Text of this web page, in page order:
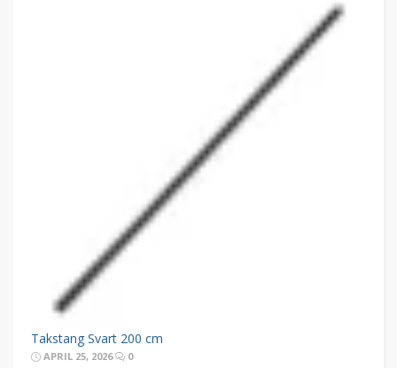
Takstang Svart 200 cm
APRIL 25, 2026 0